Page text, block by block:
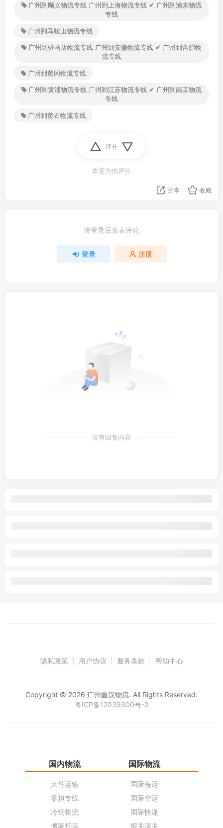
广州到顺义物流专线 广州到上海物流专线 ✔ 广州到浦东物流
专线
广州到马鞍山物流专线
广州到驻马店物流专线 广州到安徽物流专线 ✔ 广州到合肥物
流专线
广州到黄冈物流专线
广州到黄浦物流专线 广州到江苏物流专线 ✔ 广州到南京物流
专线
广州到黄石物流专线
评分
欢迎为他评分
分享 收藏
请登录后发表评论
登录 注册
没有回复内容
隐私政策 用户协议 服务条款 帮助中心
Copyright © 2026 广州鑫汉物流. All Rights Reserved.
粤ICP备12039300号-2
国内物流
大件运输
零担专线
冷链物流
搬家托运
国际物流
国际海运
国际空运
国际快递
报关清关